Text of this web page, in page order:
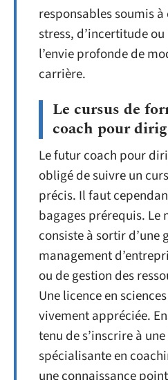
responsables soumis
stress, d’incertitude
l’envie profonde de
carrière.
Le cursus de
coach pour
Le futur coach pour
obligé de suivre un
précis. Il faut
bagages prérequis.
consiste à sortir d’une
management
ou de gestion des
Une licence en
vivement appréciée.
tenu de s’inscrire à
spécialisante en
une connaissance